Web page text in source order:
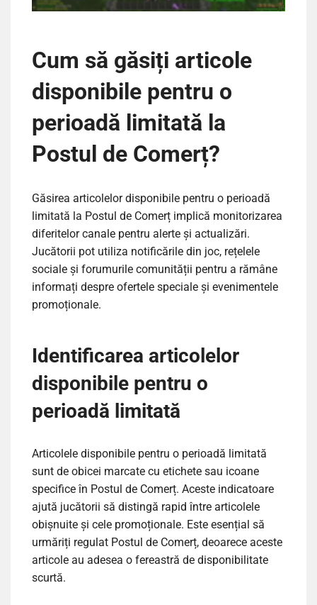
Cum să găsiți articole
disponibile pentru o
perioadă limitată la
Postul de Comerț?
Găsirea articolelor disponibile pentru o perioadă
limitată la Postul de Comerț implică monitorizarea
diferitelor canale pentru alerte și actualizări.
Jucătorii pot utiliza notificările din joc, rețelele
sociale și forumurile comunității pentru a rămâne
informați despre ofertele speciale și evenimentele
promoționale.
Identificarea articolelor
disponibile pentru o
perioadă limitată
Articolele disponibile pentru o perioadă limitată
sunt de obicei marcate cu etichete sau icoane
specifice în Postul de Comerț. Aceste indicatoare
ajută jucătorii să distingă rapid între articolele
obișnuite și cele promoționale. Este esențial să
urmăriți regulat Postul de Comerț, deoarece aceste
articole au adesea o fereastră de disponibilitate
scurtă.